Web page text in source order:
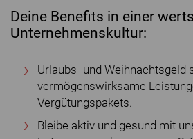
Deine Benefits in einer
Unternehmenskultur:
Urlaubs- und Weihnachtsgeld
vermögenswirksame
Vergütungspakets.
Bleibe aktiv und gesund mit